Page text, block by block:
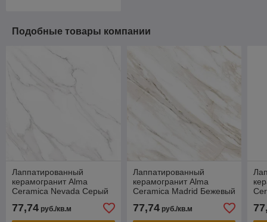
Подобные товары компании
Лаппатированный
керамогранит Alma
Ceramica Nevada Серый
77,74 руб./кв.м
Лаппатированный
керамогранит Alma
Ceramica Madrid Бежевый
77,74руб./кв.м